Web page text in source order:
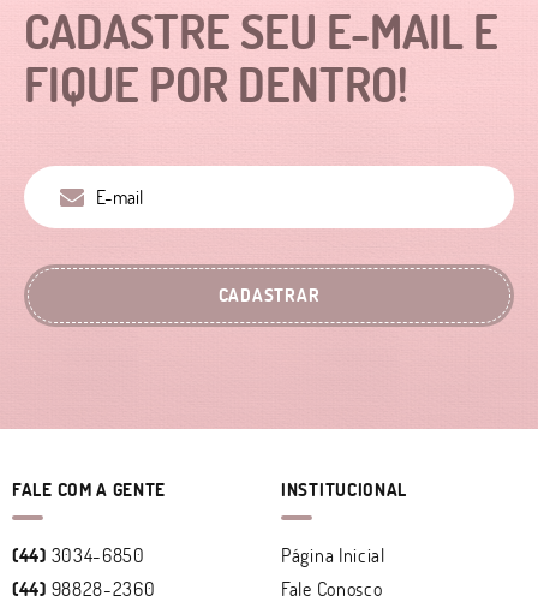
CADASTRE SEU E-MAIL E
FIQUE POR DENTRO!
CADASTRAR
FALE COM A GENTE
(44) 3034-6850
(44) 98828-2360
INSTITUCIONAL
Página Inicial
Fale Conosco